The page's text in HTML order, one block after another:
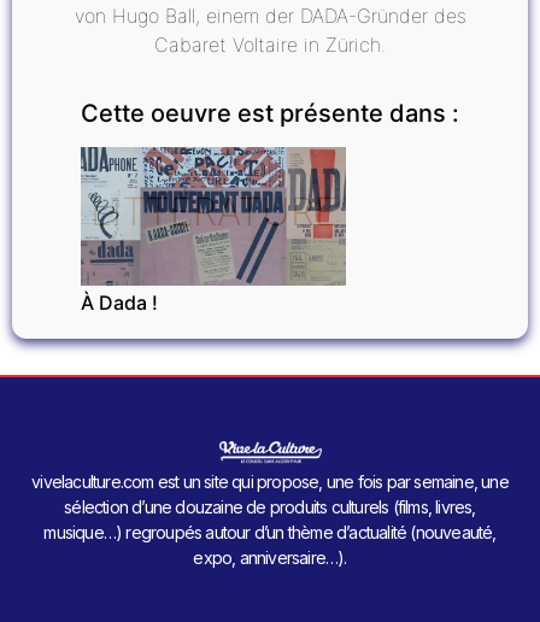
von Hugo Ball, einem der DADA-Gründer des
Cabaret Voltaire in Zürich.
Cette oeuvre est présente dans :
LITTÉRATURE
À Dada !
vivelaculture.com est un site qui propose, une fois par semaine, une
sélection d’une douzaine de produits culturels (films, livres,
musique…) regroupés autour d’un thème d’actualité (nouveauté,
expo, anniversaire…).